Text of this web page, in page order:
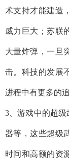
术支持才能建造
威力巨大；苏联
大量炸弹，一旦
击。科技的发展
进程中有更多的
3、游戏中的超
器等，这些超级
时间和高额的资